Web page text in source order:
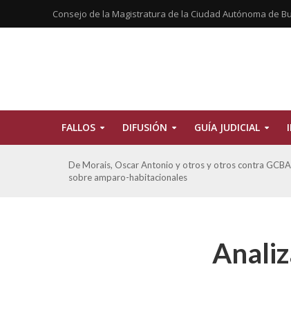
Consejo de la Magistratura de la Ciudad Autónoma de
FALLOS DIFUSIÓN GUÍA JUDICIAL
Ferreyra Pardo, Claudia Eva Edith y otros contra GCBA
otros sobre amparo-ambiental